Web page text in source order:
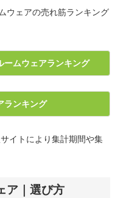
ウェアの売れ筋ランキング
ムウェアランキング
ランキング
イトにより集計期間や集
ア｜選び方